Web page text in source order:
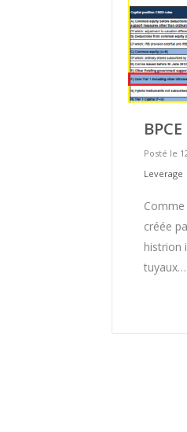
Posté le
Leverage
Comme
créée
histrion
tuyaux…